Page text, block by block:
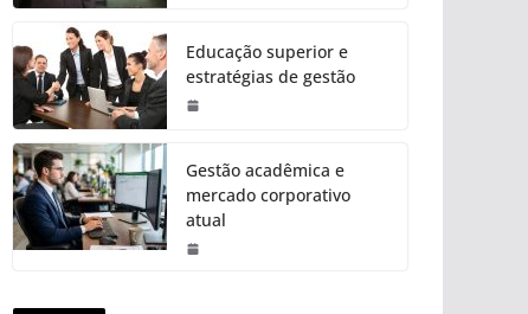
Educação superior e
estratégias de gestão
Gestão acadêmica e
mercado corporativo
atual